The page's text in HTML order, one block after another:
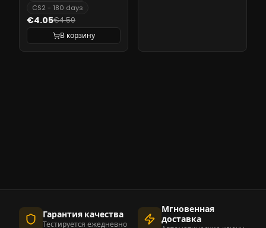
CS2 - 180 days
€4.05€4.50
В корзину
Гарантия качества
Тестируется ежедневно
Мгновенная
доставка